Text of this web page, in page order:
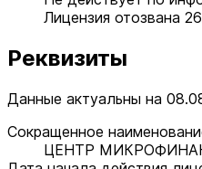
Лицензия отозвана
Реквизиты
Данные актуальны на
Сокращенное
ЦЕНТР